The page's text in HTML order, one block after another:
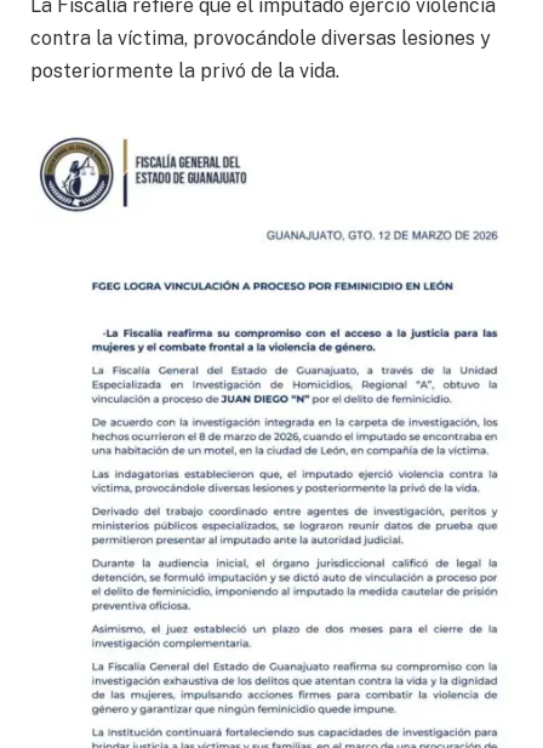
La Fiscalía refiere que el imputado ejerció violencia
contra la víctima, provocándole diversas lesiones y
posteriormente la privó de la vida.